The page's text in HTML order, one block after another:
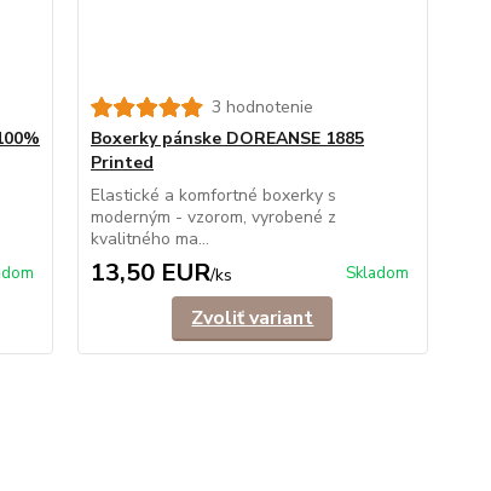
3 hodnotenie
Boxerky pánske DOREANSE 1885
Printed
Elastické a komfortné boxerky s
moderným - vzorom, vyrobené z
kvalitného ma...
13,50 EUR/ks Skladom
Zvoliť variant